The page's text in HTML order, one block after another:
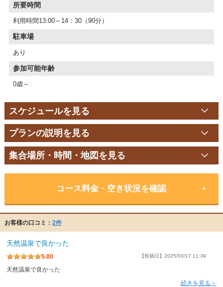
所要時間
利用時間13:00～14：30（90分）
駐車場
あり
参加可能年齢
0歳～
スケジュールを見る
プランの説明を見る
集合場所・時間・地図を見る
コース料金・空き状況を確認
お客様の口コミ： 2件
天然温泉で良かった
5.00 【投稿日】2025/03/17 11:39
天然温泉で良かった
続きを見る＞